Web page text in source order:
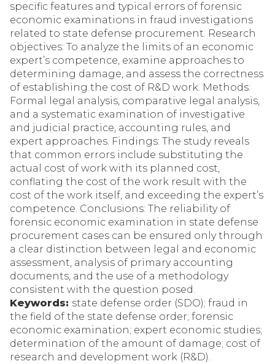
specific features and typical errors of forensic
economic examinations in fraud investigations
related to state defense procurement. Research
objectives: To analyze the limits of an economic
expert’s competence, examine approaches to
determining damage, and assess the correctness
of establishing the cost of R&D work. Methods:
Formal legal analysis, comparative legal analysis,
and a systematic examination of investigative
and judicial practice, accounting rules, and
expert approaches. Findings: The study reveals
that common errors include substituting the
actual cost of work with its planned cost,
conflating the cost of the work result with the
cost of the work itself, and exceeding the expert’s
competence. Conclusions: The reliability of
forensic economic examination in state defense
procurement cases can be ensured only through
a clear distinction between legal and economic
assessment, analysis of primary accounting
documents, and the use of a methodology
consistent with the question posed.
Keywords: state defense order (SDO); fraud in
the field of the state defense order; forensic
economic examination; expert economic studies;
determination of the amount of damage; cost of
research and development work (R&D).